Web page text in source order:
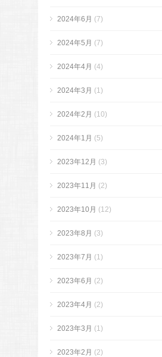
2024年6月 (7)
2024年5月 (7)
2024年4月 (4)
2024年3月 (1)
2024年2月 (10)
2024年1月 (5)
2023年12月 (3)
2023年11月 (2)
2023年10月 (12)
2023年8月 (3)
2023年7月 (1)
2023年6月 (2)
2023年4月 (2)
2023年3月 (1)
2023年2月 (2)